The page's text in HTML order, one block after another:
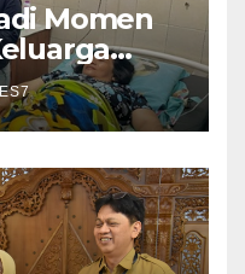
Momen
Manfaat